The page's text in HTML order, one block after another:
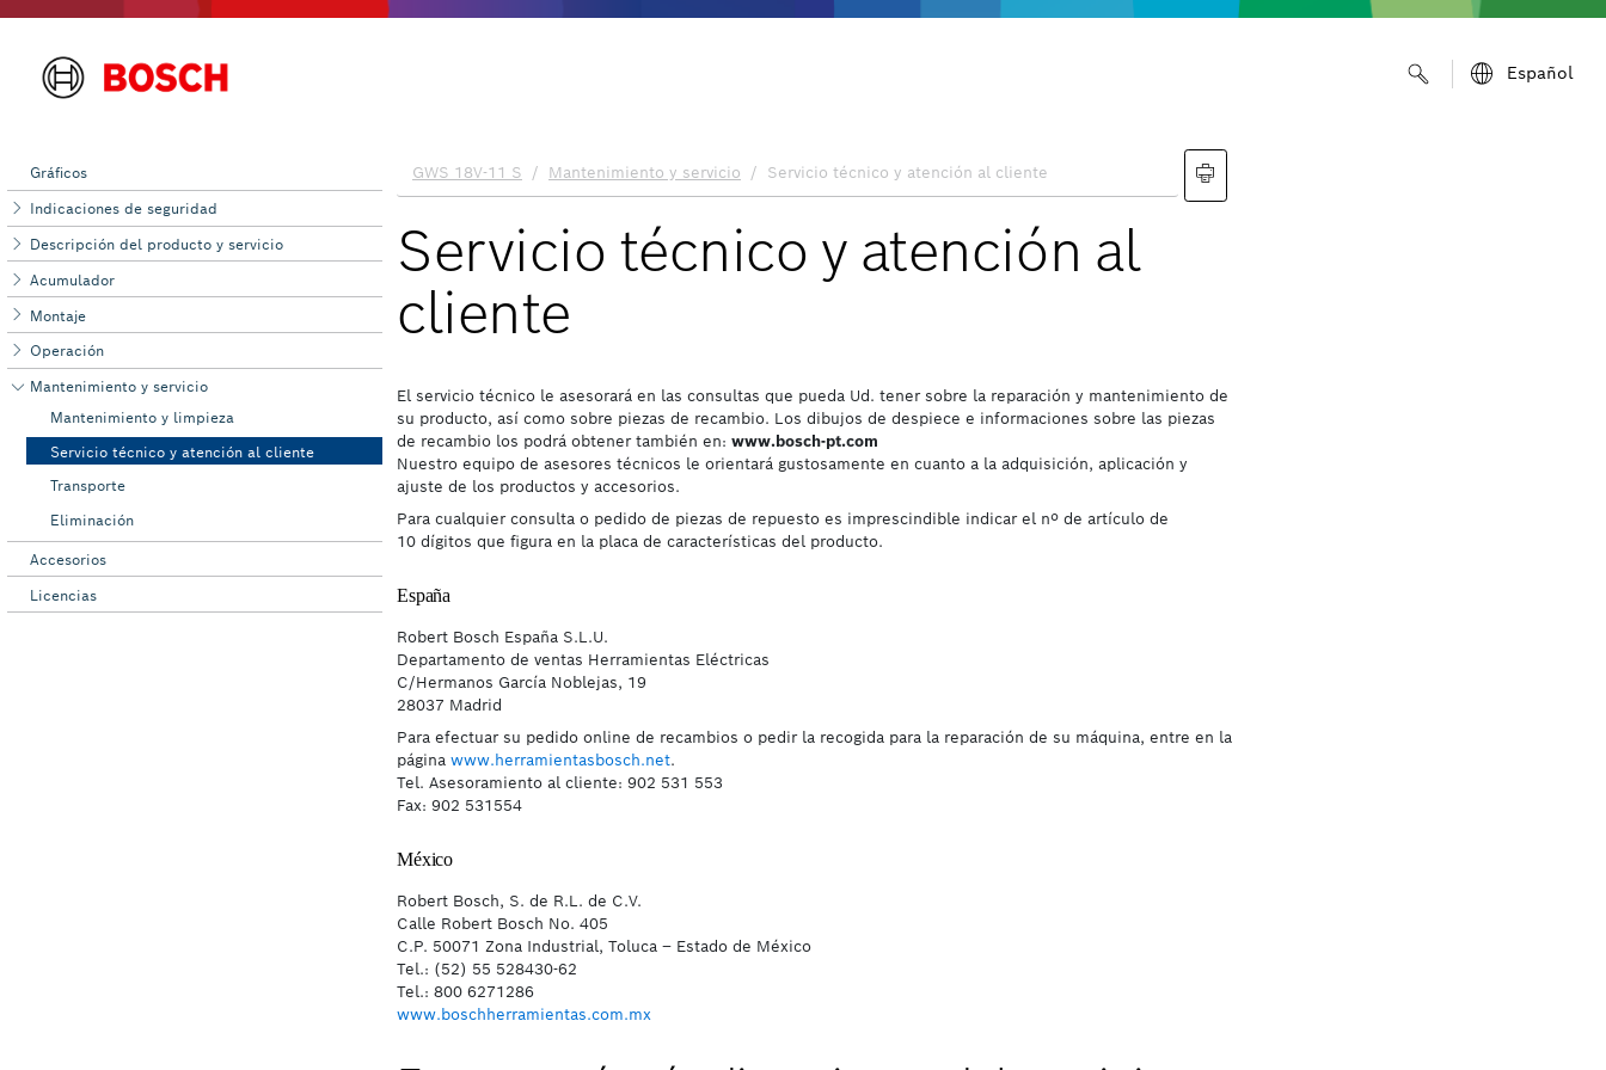
Español
Gráficos
Indicaciones de seguridad
Descripción del producto y servicio
Acumulador
Montaje
Operación
Mantenimiento y ‌servicio
Mantenimiento y limpieza
Servicio técnico y atención al cliente
Transporte
Eliminación
Accesorios
Licencias